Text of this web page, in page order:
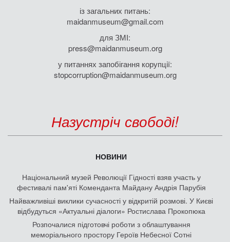
із загальних питань:
maidanmuseum@gmail.com
для ЗМІ:
press@maidanmuseum.org
у питаннях запобігання корупції:
stopcorruption@maidanmuseum.org
Назустріч свободі!
НОВИНИ
Національний музей Революції Гідності взяв участь у
фестивалі пам'яті Коменданта Майдану Андрія Парубія
Найважливіші виклики сучасності у відкритій розмові. У Києві
відбудуться «Актуальні діалоги» Ростислава Прокопюка
Розпочалися підготовчі роботи з облаштування
меморіального простору Героїв Небесної Сотні